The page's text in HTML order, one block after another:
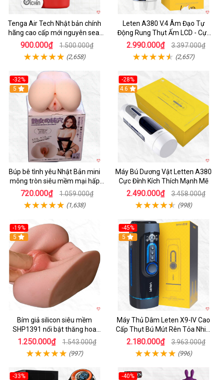
Tenga Air Tech Nhật bản chính
hãng cao cấp mới nguyên seal
giá tốt
900.000₫ 1.500.000₫
(2,658)
Leten A380 V.4 Âm Đạo Tự
Động Rung Thụt Ấm LCD - Cực
Phê
2.990.000₫ 3.397.000₫
(2,657)
-32%
Hot
5
Búp bê tình yêu Nhật Bản mini
mông tròn siêu mềm mại hấp
dẫn
720.000₫ 1.059.000₫
(1,638)
-28%
Hot
4.6
Máy Bú Dương Vật Letten A380
Cực Đỉnh Kích Thích Mạnh Mẽ
2.490.000₫ 3.458.000₫
(998)
-19%
Hot
5
Bím giả silicon siêu mềm
SHP1391 nổi bật thăng hoa
hoàn hảo
1.250.000₫ 1.543.000₫
(997)
-45%
Hot
5
Máy Thủ Dâm Leten X9-IV Cao
Cấp Thụt Bú Mút Rên Tỏa Nhiệt
Sạc Pin
2.180.000₫ 3.963.000₫
(996)
-33%
-40%